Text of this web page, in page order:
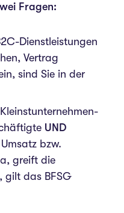
Fragen:
Dienstleistungen
Vertrag
sind Sie in der
UND
bzw.
greift die
gilt das BFSG